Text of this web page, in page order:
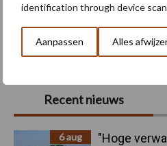
identification through device
Aanpassen Alles
Primaire
Sidebar
Recent nieuws
6 aug
"Hoge